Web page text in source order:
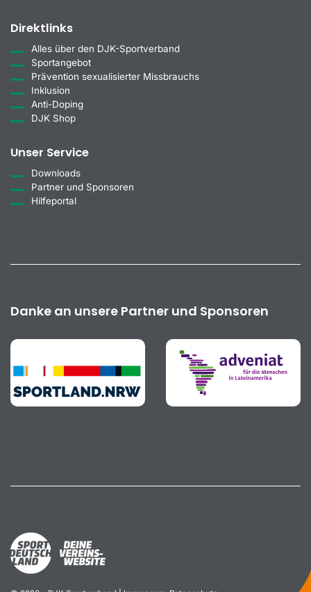
Direktlinks
Alles über den DJK-Sportverband
Sportangebot
Prävention sexualisierter Missbrauchs
Inklusion
Anti-Doping
DJK Shop
Unser Service
Downloads
Partner und Sponsoren
Hilfeportal
Danke an unsere Partner und Sponsoren